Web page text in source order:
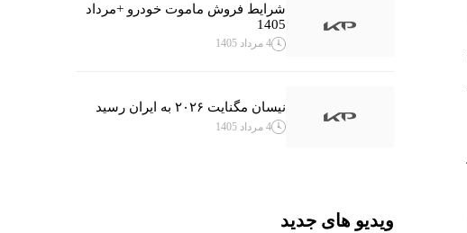
شرایط فروش ماموت خودرو +مرداد
1405
4 مرداد 1405
نیسان مگنایت ۲۰۲۶ به ایران رسید
4 مرداد 1405
ویدیو های جدید